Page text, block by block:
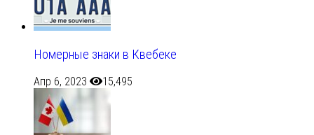
Номерные знаки в Квебеке
Апр 6, 2023 15,495